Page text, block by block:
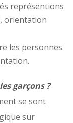
représentions
orientation
les personnes
garçons ?
se sont
sur